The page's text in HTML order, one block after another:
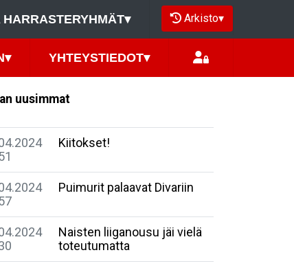
▾ Arkisto▾
▾ YHTEYSTIEDOT▾
uusimmat
Kiitokset!
Puimurit palaavat Divariin
Naisten liiganousu jäi vielä
toteutumatta